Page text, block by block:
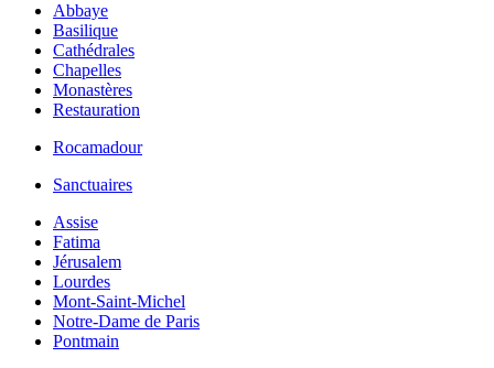
Abbaye
Basilique
Cathédrales
Chapelles
Monastères
Restauration
Rocamadour
Sanctuaires
Assise
Fatima
Jérusalem
Lourdes
Mont-Saint-Michel
Notre-Dame de Paris
Pontmain